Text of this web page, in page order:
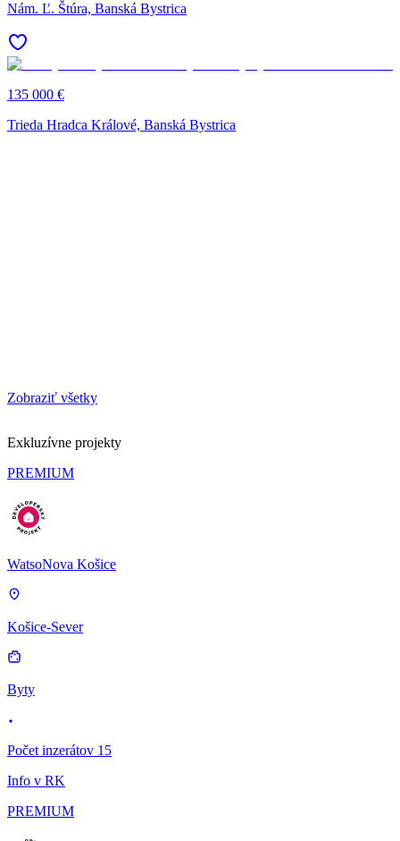
Nám. Ľ. Štúra, Banská Bystrica
135 000 €
Trieda Hradca Králové, Banská Bystrica
Zobraziť všetky
Exkluzívne projekty
PREMIUM
WatsoNova Košice
Košice-Sever
Byty
Počet inzerátov 15
Info v RK
PREMIUM